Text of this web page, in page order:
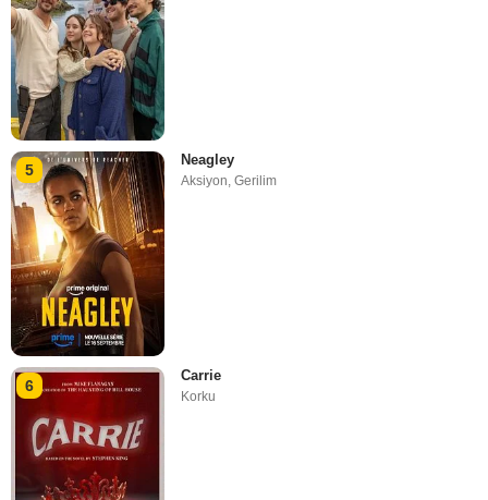
5
Neagley
Aksiyon,Gerilim
6
Carrie
Korku